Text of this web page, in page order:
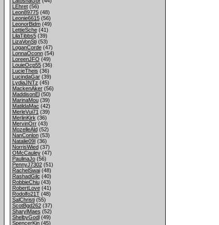
LEhret(56)
Leon89775(48)
Leonie6615(56)
LeonorBidm(49)
LettieSche(41)
LilaTibbs5(39)
LizaVonSti(53)
LoganCorde(47)
LonnaOconn(54)
LoreenJFO (49)
LouieOcp55(36)
LucieTheis (36)
LucindaGar(39)
LydiaJNTz (45)
MackenAker(56)
MaddisonEl(50)
MarinaMou(39)
MatildaMac (42)
MerleVui71 (39)
MerlinKirk (36)
MervinOrr(43)
MozelleAld(52)
NanConlon(53)
Natalie09I (36)
NorrisWied(37)
OMcCauley(47)
PaulinaJo(56)
PennyJ7302(51)
RachelSwai(48)
RashadGilc (40)
RobbieChiu(43)
RobertLove(41)
Rodolfo21T(48)
SalChristi(55)
ScotBgd262(37)
SharylMaes (52)
ShelbyGodl(49)
SpencerKin(45)